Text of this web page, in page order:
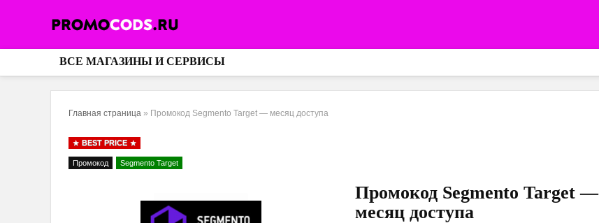
ВСЕ МАГАЗИНЫ И СЕРВИСЫ
Главная страница » Промокод Segmento Target — месяц доступа
BEST PRICE
Промокод Segmento Target
Промокод Segmento Target —
месяц доступа